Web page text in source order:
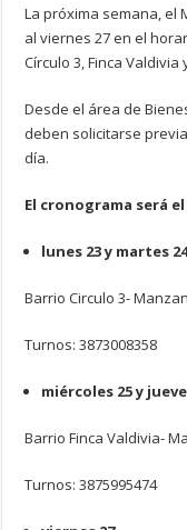
La próxima semana, el
al viernes 27 en el
Círculo 3, Finca
Desde el área de
deben solicitarse
día.
El cronograma será
lunes 23 y martes
Barrio Circulo 3-
Turnos: 3873008358
miércoles 25 y
Barrio Finca Valdivia-
Turnos: 3875995474